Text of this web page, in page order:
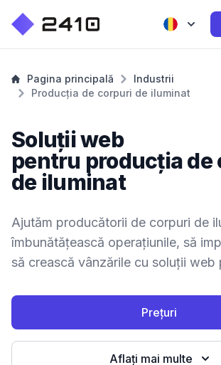
Pagina principală
Industrii
Producția de corpuri de iluminat
Soluții web
pentru producția de
de iluminat
Ajutăm producătorii de corpuri de
îmbunătățească operațiunile, să
să crească vânzările cu soluții web
Prețuri
Aflați mai multe